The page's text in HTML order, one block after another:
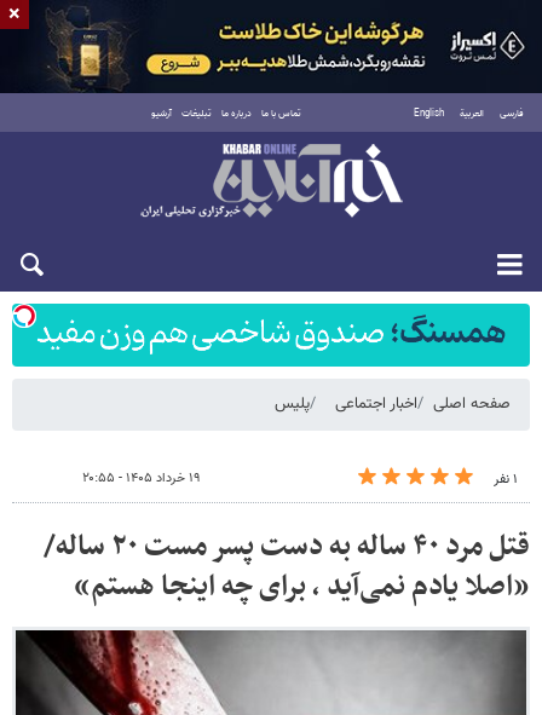
فارسی العربية English تماس با ما درباره ما تبلیغات آرشیو
شنبه ۱۷ مرداد ۱۴۰۵
صفحه اصلی اخبار اجتماعی پلیس
۱ نفر ۱۹ خرداد ۱۴۰۵ - ۲۰:۵۵
قتل مرد ۴۰ ساله به دست پسر مست ۲۰ ساله/
«اصلا یادم نمی‌آید ، برای چه اینجا هستم»
×